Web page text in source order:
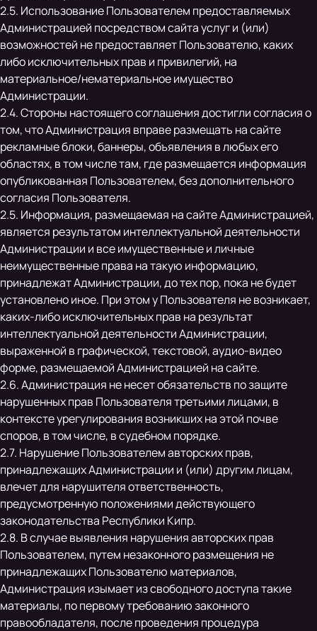
2.5. Использование Пользователем предоставляемых
Администрацией посредством сайта услуг и (или)
возможностей не предоставляет Пользователю, каких
либо исключительных прав и привилегий, на
материальное/нематериальное имущество
Администрации.
2.4. Стороны настоящего соглашения достигли согласия о
том, что Администрация вправе размещать на сайте
рекламные блоки, баннеры, объявления в любых его
областях, в том числе там, где размещается информация
опубликованная Пользователем, без дополнительного
согласия Пользователя.
2.5. Информация, размещаемая на сайте Администрацией,
является результатом интеллектуальной деятельности
Администрации и все имущественные и личные
неимущественные права на такую информацию,
принадлежат Администрации, до тех пор, пока не будет
установлено иное. При этом у Пользователя не возникает,
каких-либо исключительных прав на результат
интеллектуальной деятельности Администрации,
выраженной в графической, текстовой, аудио-видео
форме, размещаемой Администрацией на сайте.
2.6. Администрация не несет обязательств по защите
нарушенных прав Пользователя третьими лицами, в
контексте урегулирования возникших на этой почве
споров, в том числе, в судебном порядке.
2.7. Нарушение Пользователем авторских прав,
принадлежащих Администрации и (или) другим лицам,
влечет для нарушителя ответственность,
предусмотренную положениями действующего
законодательства Республики Кипр.
2.8. В случае выявления нарушения авторских прав
Пользователем, путем незаконного размещения не
принадлежащих Пользователю материалов,
Администрация изымает из свободного доступа такие
материалы, по первому требованию законного
правообладателя, после проведения процедура